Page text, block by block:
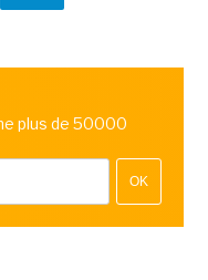
plus de 50000
OK